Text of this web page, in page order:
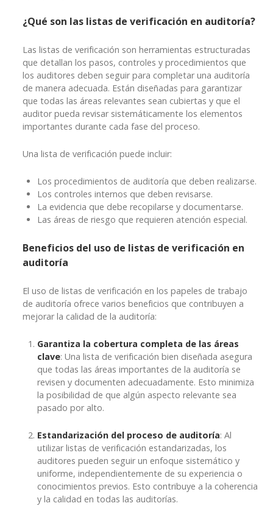
¿Qué son las listas de verificación en auditoría?
Las listas de verificación son herramientas estructuradas
que detallan los pasos, controles y procedimientos que
los auditores deben seguir para completar una auditoría
de manera adecuada. Están diseñadas para garantizar
que todas las áreas relevantes sean cubiertas y que el
auditor pueda revisar sistemáticamente los elementos
importantes durante cada fase del proceso.
Una lista de verificación puede incluir:
Los procedimientos de auditoría que deben realizarse.
Los controles internos que deben revisarse.
La evidencia que debe recopilarse y documentarse.
Las áreas de riesgo que requieren atención especial.
Beneficios del uso de listas de verificación en
auditoría
El uso de listas de verificación en los papeles de trabajo
de auditoría ofrece varios beneficios que contribuyen a
mejorar la calidad de la auditoría:
Garantiza la cobertura completa de las áreas
clave: Una lista de verificación bien diseñada asegura
que todas las áreas importantes de la auditoría se
revisen y documenten adecuadamente. Esto minimiza
la posibilidad de que algún aspecto relevante sea
pasado por alto.
Estandarización del proceso de auditoría: Al
utilizar listas de verificación estandarizadas, los
auditores pueden seguir un enfoque sistemático y
uniforme, independientemente de su experiencia o
conocimientos previos. Esto contribuye a la coherencia
y la calidad en todas las auditorías.